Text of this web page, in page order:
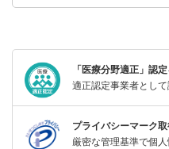
「医療分野適正」認
適正認定事業者として
プライバシーマーク
厳密な管理基準で個人